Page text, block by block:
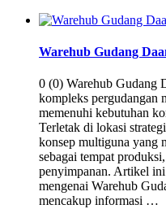
Warehub Gudang
0 (0) Warehub Gudang
kompleks pergudangan
memenuhi kebutuhan
Terletak di lokasi
konsep multiguna yang
sebagai tempat
penyimpanan. Artikel
mengenai Warehub
mencakup informasi …